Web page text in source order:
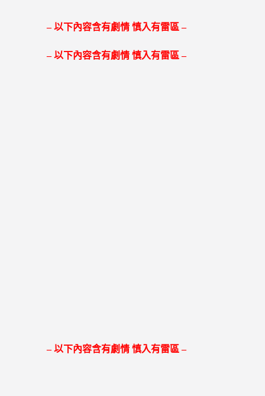
– 以下內容含有劇情 慎入有雷區 –
– 以下內容含有劇情 慎入有雷區 –
– 以下內容含有劇情 慎入有雷區 –